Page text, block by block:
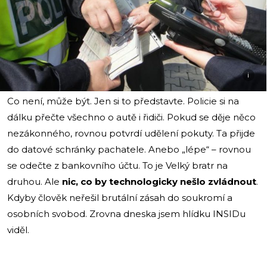
i
Co není, může být. Jen si to představte. Policie si na
dálku přečte všechno o autě i řidiči. Pokud se děje něco
nezákonného, rovnou potvrdí udělení pokuty. Ta přijde
do datové schránky pachatele. Anebo „lépe“ – rovnou
se odečte z bankovního účtu. To je Velký bratr na
druhou. Ale nic, co by technologicky nešlo zvládnout.
Kdyby člověk neřešil brutální zásah do soukromí a
osobních svobod. Zrovna dneska jsem hlídku INSIDu
viděl.